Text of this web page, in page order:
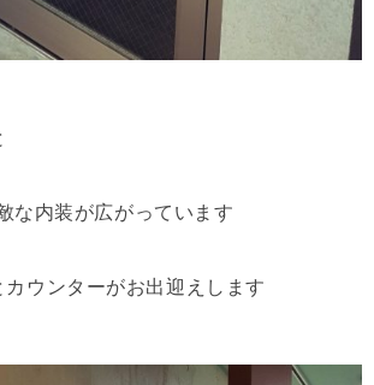
な内装が広がっています
ウンターがお出迎えします